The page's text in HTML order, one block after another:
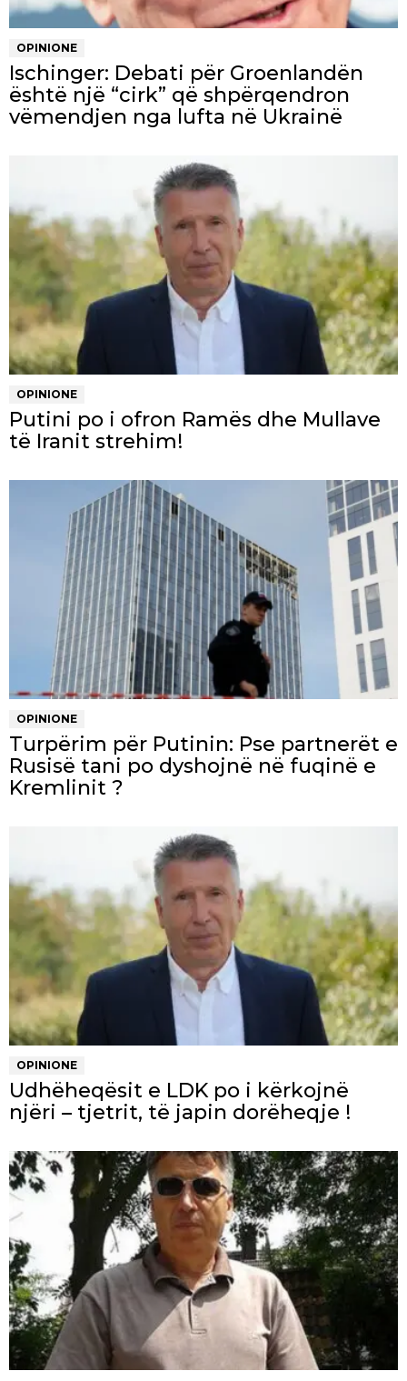
OPINIONE
Ischinger: Debati për Groenlandën
është një “cirk” që shpërqendron
vëmendjen nga lufta në Ukrainë
OPINIONE
Putini po i ofron Ramës dhe Mullave
të Iranit strehim!
OPINIONE
Turpërim për Putinin: Pse partnerët e
Rusisë tani po dyshojnë në fuqinë e
Kremlinit ?
OPINIONE
Udhëheqësit e LDK po i kërkojnë
njëri – tjetrit, të japin dorëheqje !